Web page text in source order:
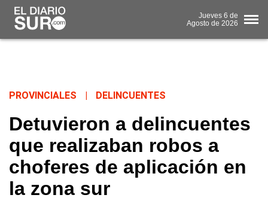
Jueves 6 de
Agosto de 2026
PROVINCIALES DELINCUENTES
Detuvieron a delincuentes
que realizaban robos a
choferes de aplicación en
la zona sur